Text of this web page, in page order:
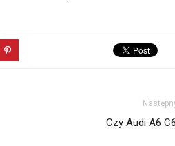
Czy Audi A6